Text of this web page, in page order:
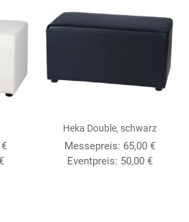
Heka Double, schwarz
Messepreis: 65,00 €
Eventpreis: 50,00 €